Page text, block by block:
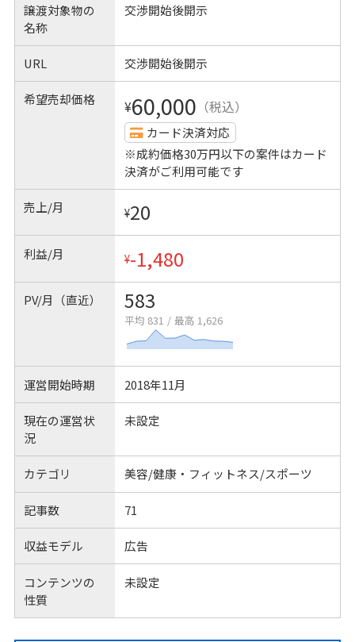
譲渡対象物の
名称
交渉開始後開示
URL 交渉開始後開示
希望売却価格 ¥60,000 （税込）
カード決済対応
※成約価格30万円以下の案件はカード
決済がご利用可能です
売上/月 ¥20
利益/月 ¥-1,480
PV/月（直近） 583
平均 831 / 最高 1,626
運営開始時期 2018年11月
現在の運営状
況
未設定
カテゴリ 美容/健康・フィットネス/スポーツ
記事数 71
収益モデル 広告
コンテンツの
性質
未設定